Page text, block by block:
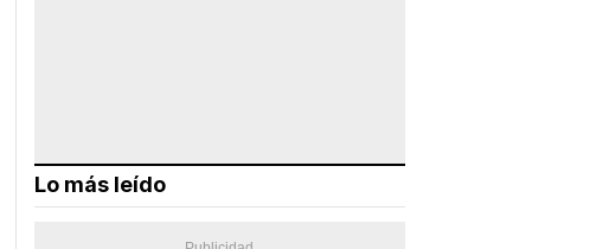
Lo más leído